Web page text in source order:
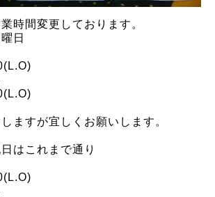
時間変更しております。
日
(L.O)
ますが宜しくお願いします。
はこれまで通り